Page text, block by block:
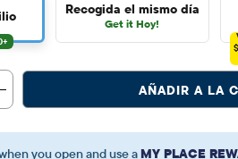
Recogida el mismo día
Get it Hoy!
AÑADIR A LA
you open and use aMY PLACE